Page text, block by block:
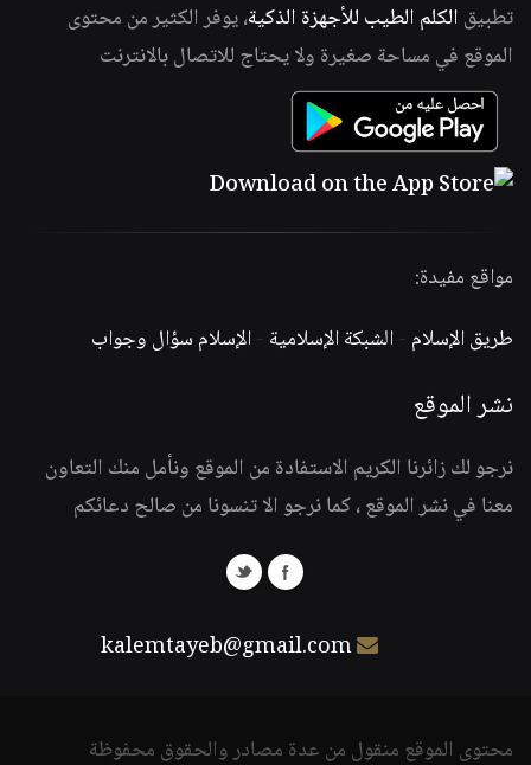
تطبيق الكلم الطيب للأجهزة الذكية، يوفر الكثير من محتوى
الموقع في مساحة صغيرة ولا يحتاج للاتصال بالانترنت
مواقع مفيدة:
طريق الإسلام -الشبكة الإسلامية -الإسلام سؤال وجواب
نشر الموقع
نرجو لك زائرنا الكريم الاستفادة من الموقع ونأمل منك التعاون
معنا في نشر الموقع ، كما نرجو الا تنسونا من صالح دعائكم
kalemtayeb@gmail.com
محتوى الموقع منقول من عدة مصادر والحقوق محفوظة